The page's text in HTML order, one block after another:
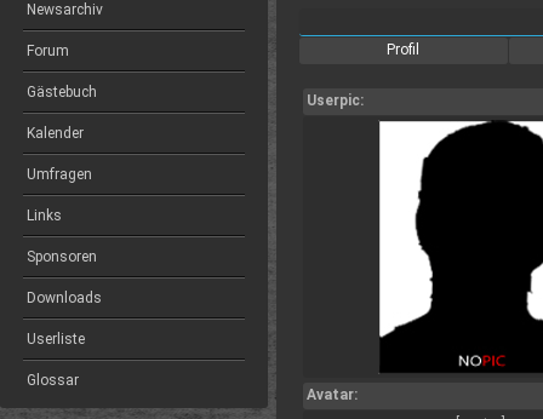
Newsarchiv
Forum
Gästebuch
Kalender
Umfragen
Links
Sponsoren
Downloads
Userliste
Glossar
Profil
Userpic:
Avatar: